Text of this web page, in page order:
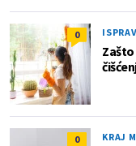
0
0 KRAJ